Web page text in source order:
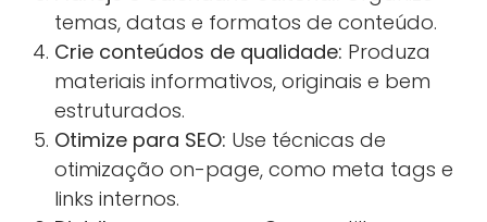
temas, datas e formatos de conteúdo.
Crie conteúdos de qualidade: Produza
materiais informativos, originais e bem
estruturados.
Otimize para SEO: Use técnicas de
otimização on-page, como meta tags e
links internos.